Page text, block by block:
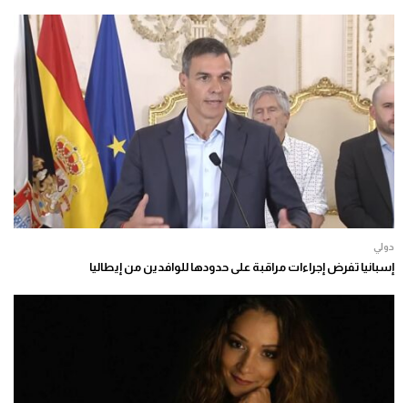
دولي
إسبانيا تفرض إجراءات مراقبة على حدودها للوافدين من إيطاليا